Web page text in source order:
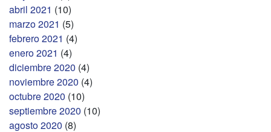
abril 2021 (10)
marzo 2021 (5)
febrero 2021 (4)
enero 2021 (4)
diciembre 2020 (4)
noviembre 2020 (4)
octubre 2020 (10)
septiembre 2020 (10)
agosto 2020 (8)